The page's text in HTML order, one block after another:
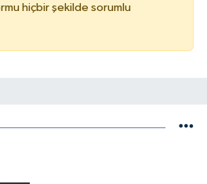
hiçbir şekilde sorumlu